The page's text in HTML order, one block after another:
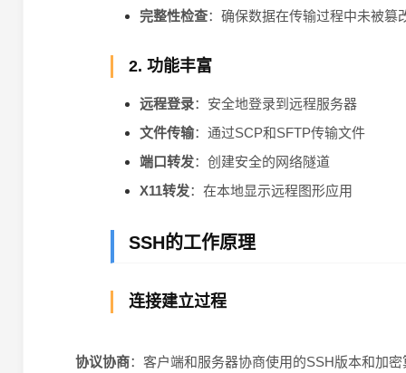
完整性检查：确保数据在传输过程中未被篡
2. 功能丰富
远程登录：安全地登录到远程服务器
文件传输：通过SCP和SFTP传输文件
端口转发：创建安全的网络隧道
X11转发：在本地显示远程图形应用
SSH的工作原理
连接建立过程
协议协商：客户端和服务器协商使用的SSH版本和加密